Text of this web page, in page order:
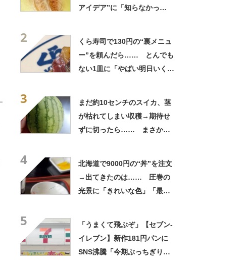
アイデア”に「知らなかっ
2
くら寿司で130円の“裏メニュ
ー”を頼んだら…… とんでも
ない1皿に「やばい明日いく」
3
まだ約10センチのスイカ、茎
が枯れてしまい収穫→期待せ
ずに切ったら…… まさかの
4
北海道で9000円の“丼”を注文
→出てきたのは…… 圧巻の
光景に「きれいな色」「最高
5
「うまくて飛ぶぞ」【セブン‐
イレブン】新作181円パンに
SNS沸騰「今期ぶっちぎりで